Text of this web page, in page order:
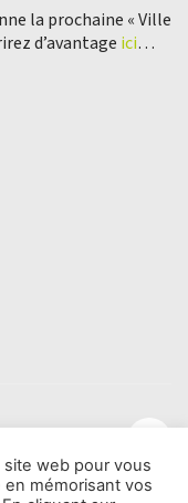
la prochaine « Ville
d’avantage ici…
de
web pour vous
mémorisant vos